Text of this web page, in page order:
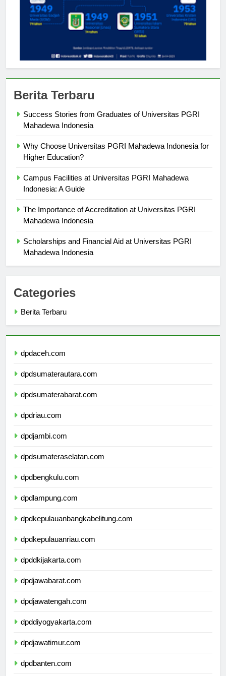
Berita Terbaru
Success Stories from Graduates of Universitas PGRI
Mahadewa Indonesia
Why Choose Universitas PGRI Mahadewa Indonesia for
Higher Education?
Campus Facilities at Universitas PGRI Mahadewa
Indonesia: A Guide
The Importance of Accreditation at Universitas PGRI
Mahadewa Indonesia
Scholarships and Financial Aid at Universitas PGRI
Mahadewa Indonesia
Categories
Berita Terbaru
dpdaceh.com
dpdsumaterautara.com
dpdsumaterabarat.com
dpdriau.com
dpdjambi.com
dpdsumateraselatan.com
dpdbengkulu.com
dpdlampung.com
dpdkepulauanbangkabelitung.com
dpdkepulauanriau.com
dpddkijakarta.com
dpdjawabarat.com
dpdjawatengah.com
dpddiyogyakarta.com
dpdjawatimur.com
dpdbanten.com